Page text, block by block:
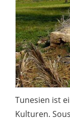
Tunesien ist
Kulturen.